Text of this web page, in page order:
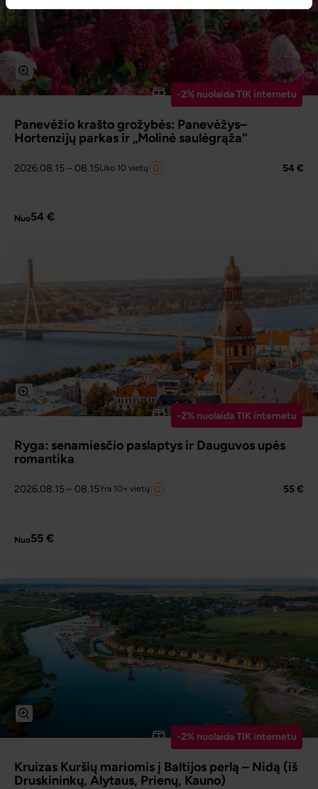
-2% nuolaida TIK internetu
Panevėžio krašto grožybės: Panevėžys–
Hortenzijų parkas ir „Molinė saulėgrąža“
2026.08.15 – 08.15Liko 10 vietų 54 €
Nuo54 €
-2% nuolaida TIK internetu
Ryga: senamiesčio paslaptys ir Dauguvos upės
romantika
2026.08.15 – 08.15Yra 10+ vietų 55 €
Nuo55 €
-2% nuolaida TIK internetu
Kruizas Kuršių mariomis į Baltijos perlą – Nidą (iš
Druskininkų, Alytaus, Prienų, Kauno)